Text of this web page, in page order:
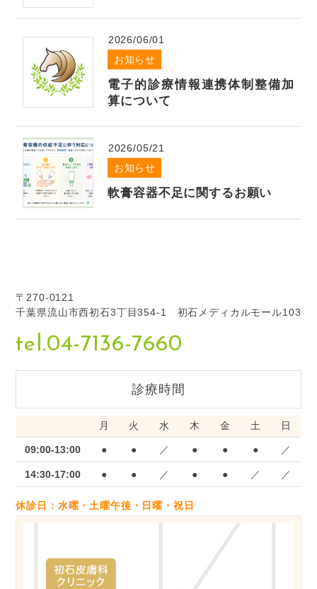
新型コロナウイルスに関するお知らせ
新型コロナウイルス感染拡大に伴い、患者様におかれま
してはご不便をおかけして申し訳ございませんが、当院
では、新型コロナウィルス感染症について必要十分な対
応ができません。検査や処置で受診予定の方でも、発熱
や風邪症状のある方は、来院前に電話にてご相談くださ
い。また、風邪症状などがない場合でも、37.5度以上の
方は診察をお断りする可能性があります。感染拡大の抑
制および医療機関でのクラスター発生を防ぐためにも、
2022.05.20
靴・足底板(インソール)外来 新規開設のご
案内
ブルでお困りの方、足裏や足首・膝の痛みがある方に対
して、医師と義肢装具士が連携をとり、患者さん一人一
人に合わせたフルオーダーメイドの足底板(インソール)
を製作いたします。また、自分に合った靴が見つからな
いなどのお悩みがある方に対しては、靴選びのお手伝い
【外来日】毎月第二金曜日 14時30分～ ※まずは一
度外来受診していただいてから、靴・足底板(インソー
ル)外来のご予約をお取りいたしますので、お気軽にご
2026/06/01
お知らせ
電子的診療情報連携体制整備加
算について
2026/05/21
お知らせ
軟膏容器不足に関するお願い
〒270-0121
千葉県流山市西初石3丁目354-1 初石メディカルモール103
tel.04-7136-7660
診療時間
月 火 水 木 金 土 日
09:00-13:00 ● ● ／ ● ● ● ／
14:30-17:00 ● ● ／ ● ● ／ ／
休診日：水曜・土曜午後・日曜・祝日